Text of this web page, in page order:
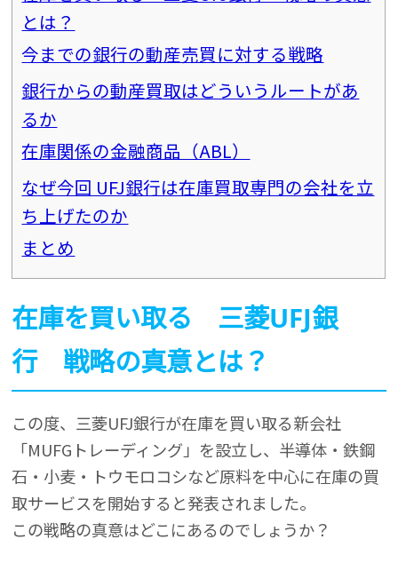
とは？
今までの銀行の動産売買に対する戦略
銀行からの動産買取はどういうルートがあ
るか
在庫関係の金融商品（ABL）
なぜ今回 UFJ銀行は在庫買取専門の会社を立
ち上げたのか
まとめ
在庫を買い取る 三菱UFJ銀
行 戦略の真意とは？
この度、三菱UFJ銀行が在庫を買い取る新会社
「MUFGトレーディング」を設立し、半導体・鉄鋼
石・小麦・トウモロコシなど原料を中心に在庫の買
取サービスを開始すると発表されました。
この戦略の真意はどこにあるのでしょうか？